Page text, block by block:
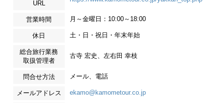
URL
営業時間 月～金曜日：10:00～18:00
休日 土・日・祝日・年末年始
総合旅行業務
取扱管理者
古寺 宏史、左右田 幸枝
問合せ方法 メール、電話
メールアドレス ekamo@kamometour.co.jp